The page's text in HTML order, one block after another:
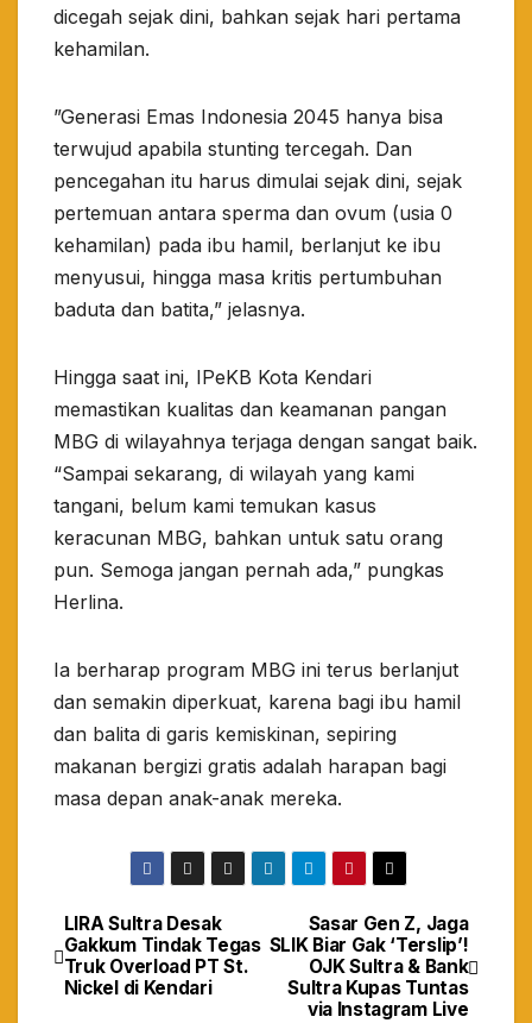
dicegah sejak dini, bahkan sejak hari pertama
kehamilan.
​”Generasi Emas Indonesia 2045 hanya bisa
terwujud apabila stunting tercegah. Dan
pencegahan itu harus dimulai sejak dini, sejak
pertemuan antara sperma dan ovum (usia 0
kehamilan) pada ibu hamil, berlanjut ke ibu
menyusui, hingga masa kritis pertumbuhan
baduta dan batita,” jelasnya.
​Hingga saat ini, IPeKB Kota Kendari
memastikan kualitas dan keamanan pangan
MBG di wilayahnya terjaga dengan sangat baik.
“Sampai sekarang, di wilayah yang kami
tangani, belum kami temukan kasus
keracunan MBG, bahkan untuk satu orang
pun. Semoga jangan pernah ada,” pungkas
Herlina.
​Ia berharap program MBG ini terus berlanjut
dan semakin diperkuat, karena bagi ibu hamil
dan balita di garis kemiskinan, sepiring
makanan bergizi gratis adalah harapan bagi
masa depan anak-anak mereka.
Navigasi
pos
Sasar Gen Z, Jaga
SLIK Biar Gak ‘Terslip’!
OJK Sultra & Bank
Sultra Kupas Tuntas
via Instagram Live
LIRA Sultra Desak
Gakkum Tindak Tegas
Truk Overload PT St.
Nickel di Kendari